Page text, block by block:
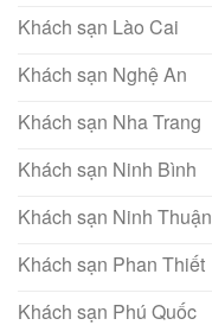
Khách sạn Lào Cai
Khách sạn Nghệ An
Khách sạn Nha Trang
Khách sạn Ninh Bình
Khách sạn Ninh Thuận
Khách sạn Phan Thiết
Khách sạn Phú Quốc